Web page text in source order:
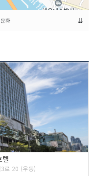
문화 ⇊
텔
3로 20 (우동)